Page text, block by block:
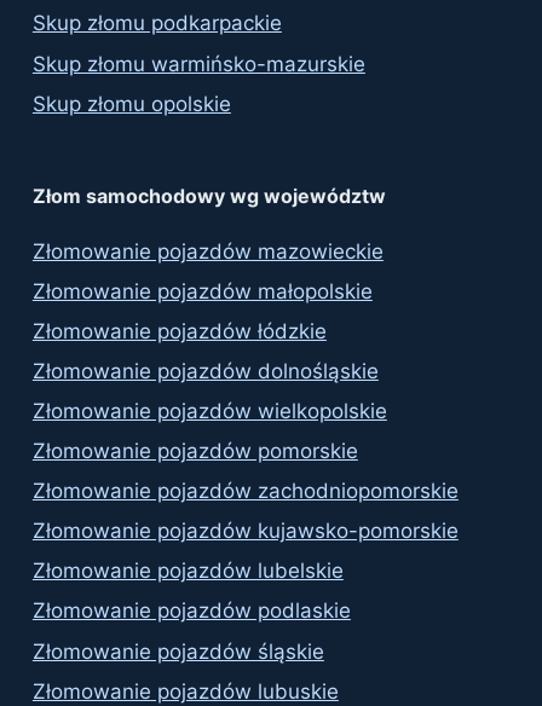
Skup złomu podkarpackie
Skup złomu warmińsko-mazurskie
Skup złomu opolskie
Złom samochodowy wg województw
Złomowanie pojazdów mazowieckie
Złomowanie pojazdów małopolskie
Złomowanie pojazdów łódzkie
Złomowanie pojazdów dolnośląskie
Złomowanie pojazdów wielkopolskie
Złomowanie pojazdów pomorskie
Złomowanie pojazdów zachodniopomorskie
Złomowanie pojazdów kujawsko-pomorskie
Złomowanie pojazdów lubelskie
Złomowanie pojazdów podlaskie
Złomowanie pojazdów śląskie
Złomowanie pojazdów lubuskie